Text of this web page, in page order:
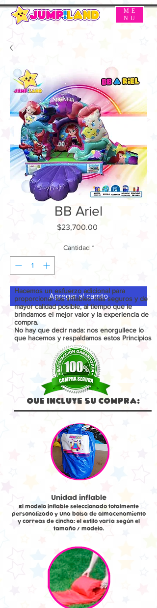
ME
NU
BB Ariel
$23,700.00
Cantidad *
Agregar al carrito
Hacemos un esfuerzo adicional para
proporcionar los inflables más seguros y de
mayor calidad posible, al tiempo que le
brindamos el mejor valor y la experiencia de
compra.
No hay que decir nada: nos enorgullece lo
que hacemos y respaldamos estos Principios
Que Incluye su compra:
Unidad inflable
El modelo inflable seleccionado totalmente
personalizado y Una bolsa de almacenamiento
y correas de cincha: el estilo varía según el
tamaño / modelo.